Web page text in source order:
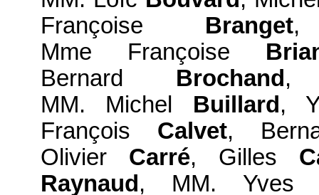
Françoise Branget,
Mme Françoise
Bernard Brochand,
MM. Michel Buillard,
François Calvet,
Olivier Carré, Gilles
Raynaud, MM.